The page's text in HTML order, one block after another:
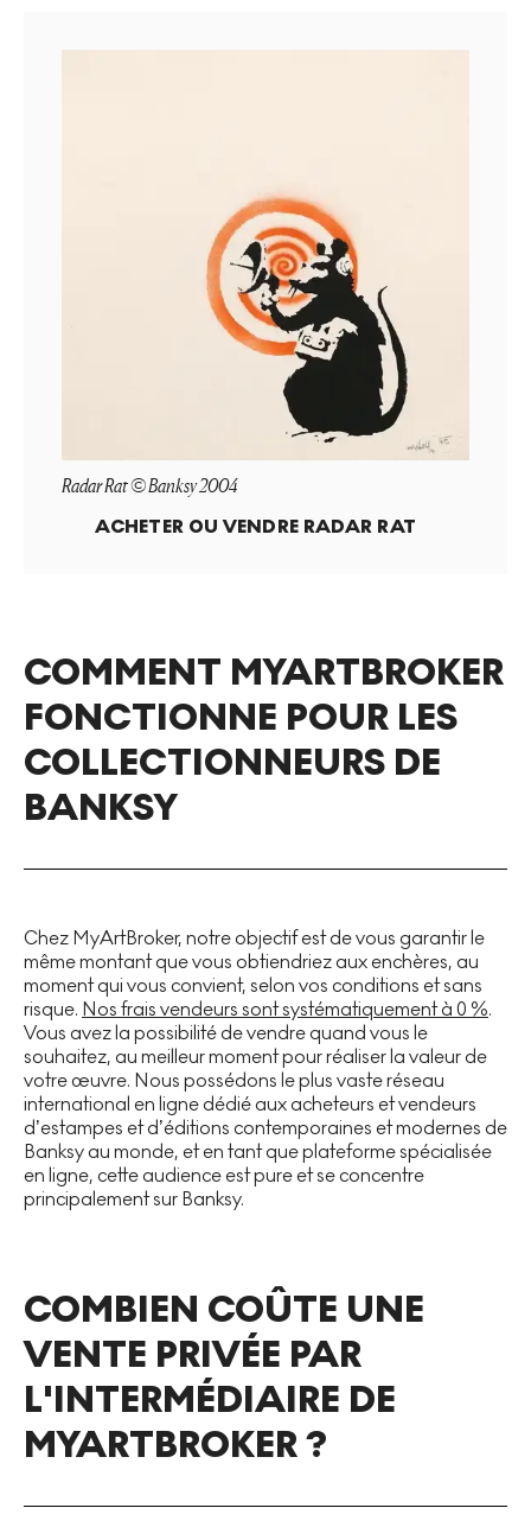
Radar Rat © Banksy 2004
ACHETER OU VENDRE RADAR RAT
COMMENT MYARTBROKER
FONCTIONNE POUR LES
COLLECTIONNEURS DE
BANKSY
Chez MyArtBroker, notre objectif est de vous garantir le
même montant que vous obtiendriez aux enchères, au
moment qui vous convient, selon vos conditions et sans
risque. Nos frais vendeurs sont systématiquement à 0 %.
Vous avez la possibilité de vendre quand vous le
souhaitez, au meilleur moment pour réaliser la valeur de
votre œuvre. Nous possédons le plus vaste réseau
international en ligne dédié aux acheteurs et vendeurs
d’estampes et d’éditions contemporaines et modernes de
Banksy au monde, et en tant que plateforme spécialisée
en ligne, cette audience est pure et se concentre
principalement sur Banksy.
COMBIEN COÛTE UNE
VENTE PRIVÉE PAR
L'INTERMÉDIAIRE DE
MYARTBROKER ?